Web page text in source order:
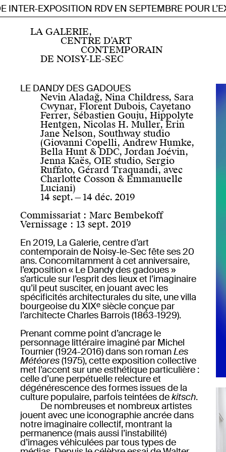
EXPOSITION RDV EN SEPTEMBRE POUR
Centre d’art contemporain d’intérêt national
Programmation
Actuellement
Prochainement
Résidences
Résidence artiste de la scène française
Résidence artiste étranger·ère
Visite pour tou·te·s
Petite enfance
Pédagogie : scolaire et périscolaire
Formation professionnelle
Œuvres produites
Une espace insécable
Éditions
Publications
En ligne
Multiples
LA GALERIE,
CENTRE D’ART
CONTEMPORAIN
DE NOISY-LE-SEC
Facebook
Soundcloud
Youtube
À propos
Mentions légales
Informations pratiques
LE DANDY DES GADOUES
Nevin Aladağ, Nina Childress, Sara
Cwynar, Florent Dubois, Cayetano
Ferrer, Sébastien Gouju, Hippolyte
Hentgen, Nicolas H. Muller, Erin
Jane Nelson, Southway studio
(Giovanni Copelli, Andrew Humke,
Bella Hunt & DDC, Jordan Joévin,
Jenna Kaës, OIE studio, Sergio
Ruffato, Gérard Traquandi, avec
Charlotte Cosson & Emmanuelle
Luciani)
14 sept.—14 déc. 2019
Commissariat : Marc Bembekoff
Vernissage : 13 sept. 2019
En 2019, La Galerie, centre d’art
contemporain de Noisy-le-Sec fête ses 20
ans. Concomitamment à cet anniversaire,
l’exposition « Le Dandy des gadoues »
s’articule sur l’esprit des lieux et l’imaginaire
qu’il peut susciter, en jouant avec les
spécificités architecturales du site, une villa
bourgeoise du XIXe siècle conçue par
l’architecte Charles Barrois (1863-1929).
Prenant comme point d’ancrage le
personnage littéraire imaginé par Michel
Tournier (1924-2016) dans son romanLes
Météores(1975), cette exposition collective
met l’accent sur une esthétique particulière :
celle d’une perpétuelle relecture et
dégénérescence des formes issues de la
culture populaire, parfois teintées dekitsch.
De nombreuses et nombreux artistes
jouent avec une iconographie ancrée dans
notre imaginaire collectif, montrant la
permanence (mais aussi l’instabilité)
d’images véhiculées par tous types de